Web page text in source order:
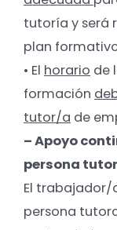
tutoría y será
plan
• El horario de
formación
tutor/a de
– Apoyo
persona
El trabajador/
persona